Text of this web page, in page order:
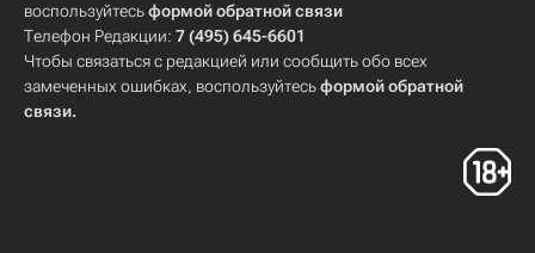
воспользуйтесьформой обратной связи
Телефон Редакции: 7 (495) 645-6601
Чтобы связаться с редакцией или сообщить обо всех
замеченных ошибках, воспользуйтесьформой обратной
связи.